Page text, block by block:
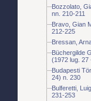
Bozzolato,
nn. 210-211
Bravo, Gian
212-225
Bressan,
Büchergilde
(1972 lug. 27
Budapesti
24) n. 230
Bulferetti,
231-253